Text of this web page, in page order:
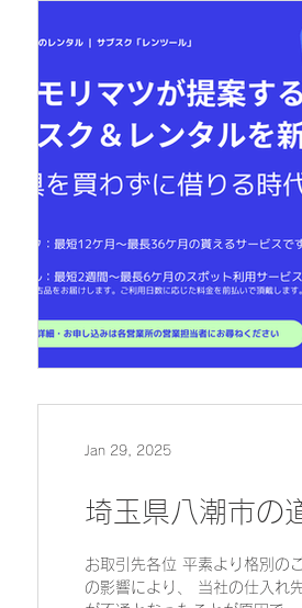
埼玉県八潮市の
お取引先各位 平素より格別の
の影響により、 当社の仕入れ
Jan 29, 2025